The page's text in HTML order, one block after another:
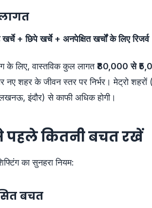
+ छिपे खर्चे + अनपेक्षित खर्चों के लिए रिजर्व
के लिए, वास्तविक कुल लागत₹80,000 से
नए शहर के जीवन स्तर पर निर्भर। मेट्रो
इंदौर) से काफी अधिक होगी।
पहले कितनी बचत रखें
का सुनहरा नियम:
बचत